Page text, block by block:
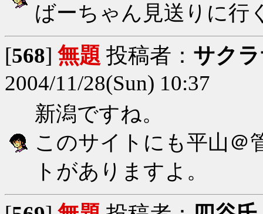
ばーちゃん見送りに行
[568] 無題 投稿者： サク
2004/11/28(Sun) 10:37
新潟ですね。
このサイトにも平山＠
トがありますよ。